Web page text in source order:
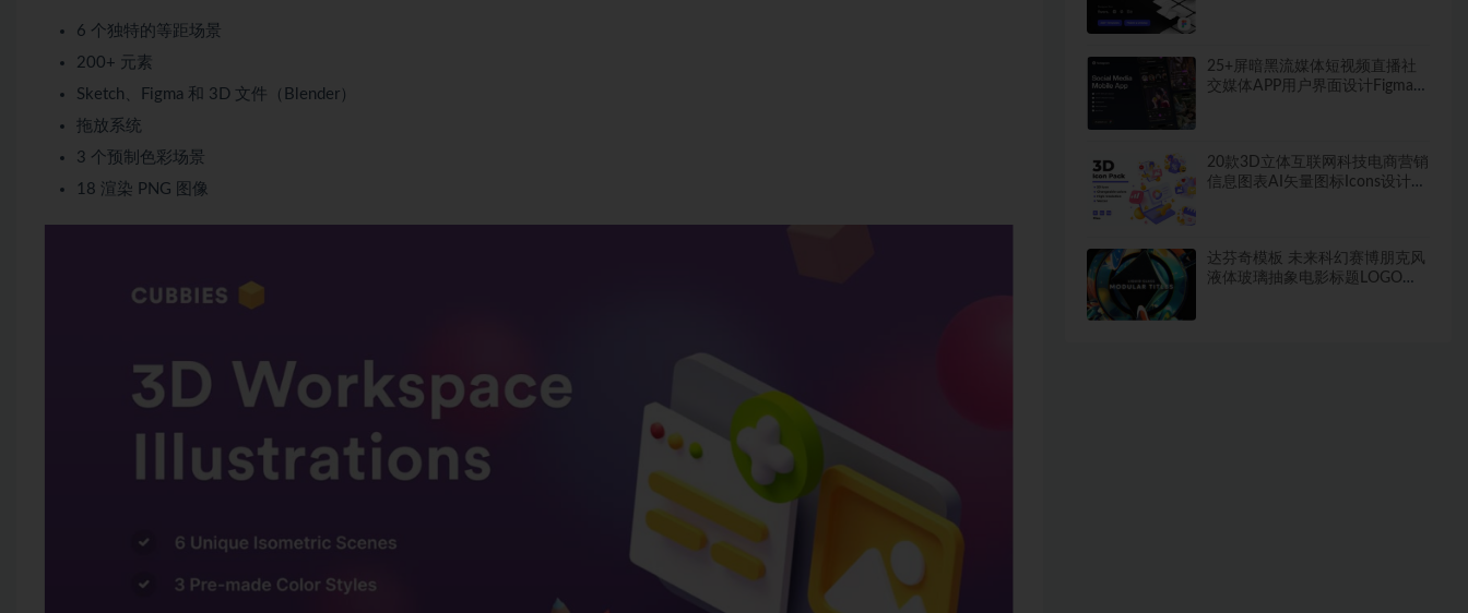
6 个独特的等距场景
200+ 元素
Sketch、Figma 和 3D 文件（Blender）
拖放系统
3 个预制色彩场景
18 渲染 PNG 图像
25+屏暗黑流媒体短视频直播社
交媒体APP用户界面设计Figma模
20款3D立体互联网科技电商营销
信息图表AI矢量图标Icons设计素
达芬奇模板 未来科幻赛博朋克风
液体玻璃抽象电影标题LOGO动